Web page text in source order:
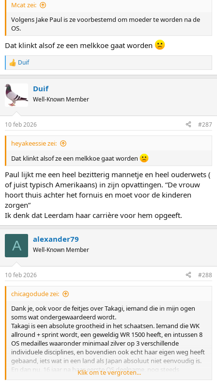
Mcat zei:
Volgens Jake Paul is ze voorbestemd om moeder te worden na de
OS.
Dat klinkt alsof ze een melkkoe gaat worden
R
e
c
t
i
s
:
Duif
Duif
Well-Known Member
10 feb 2026 #287
heyakeessie zei:
Dat klinkt alsof ze een melkkoe gaat worden
Paul lijkt me een heel bezitterig mannetje en heel ouderwets (
of juist typisch Amerikaans) in zijn opvattingen. “De vrouw
hoort thuis achter het fornuis en moet voor de kinderen
zorgen”
Ik denk dat Leerdam haar carrière voor hem opgeeft.
A alexander79
Well-Known Member
10 feb 2026 #288
chicagodude zei:
Dank je, ook voor de feitjes over Takagi, iemand die in mijn ogen
soms wat ondergewaardeerd wordt.
Takagi is een absolute grootheid in het schaatsen. Iemand die WK
allround + sprint wordt, een geweldig WR 1500 heeft, en intussen 8
OS medailles waaronder minimaal zilver op 3 verschillende
individuele disciplines, en bovendien ook echt haar eigen weg heeft
gebaand, iets wat in een land als Japan absoluut niet eenvoudig is.
En dan nu, 16 jaar na haar eerste OS deelname, nog steeds
medailles winnen.
Klik om te vergroten...